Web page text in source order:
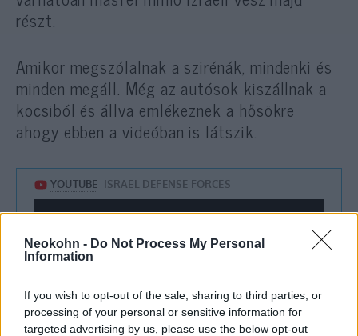
Neokohn - Do Not Process My Personal
Information
If you wish to opt-out of the sale, sharing to third parties, or
processing of your personal or sensitive information for
targeted advertising by us, please use the below opt-out
részt.
Amikor megszólalnak a szirénák, mindenki és
minden megáll. Még az autósok kiszállnak a
kocsiból és állva emlékeznek a hősökre
ahogy ebben a videóban is látszik.